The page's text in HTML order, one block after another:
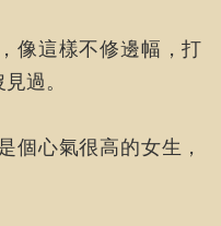
像這樣不修邊幅，打
過。
個心氣很高的女生，